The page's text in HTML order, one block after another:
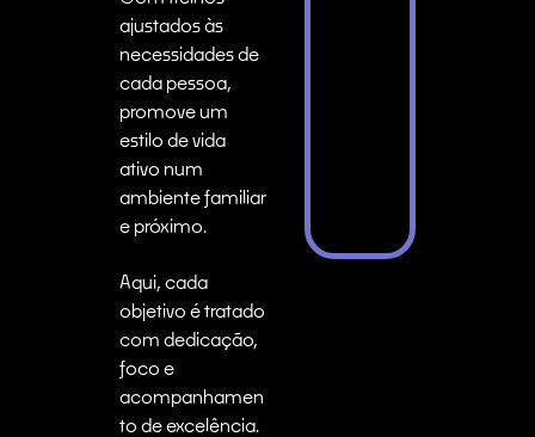
ajustados às
necessidades de
cada pessoa,
promove um
estilo de vida
ativo num
ambiente familiar
e próximo.
Aqui, cada
objetivo é tratado
com dedicação,
foco e
acompanhamen
to de excelência.